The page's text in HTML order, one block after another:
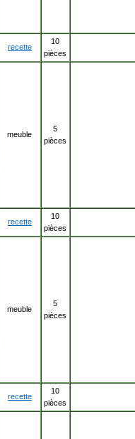
recette
10
pièces
meuble
5
pièces
recette
10
pièces
meuble
5
pièces
recette
10
pièces